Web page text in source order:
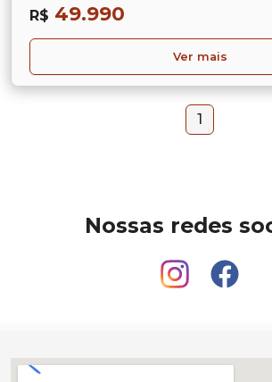
R$ 49.990
Ver mais
1
Nossas redes